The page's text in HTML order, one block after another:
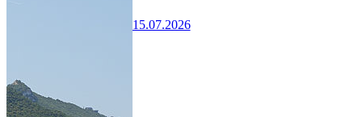
15.07.2026